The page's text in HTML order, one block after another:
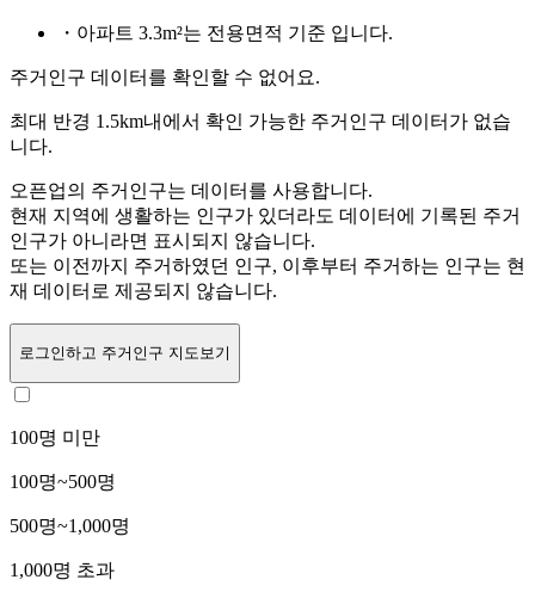
・아파트 3.3m²는 전용면적 기준 입니다.
주거인구 데이터를 확인할 수 없어요.
최대 반경 1.5km내에서 확인 가능한 주거인구 데이터가 없습
니다.
오픈업의 주거인구는 데이터를 사용합니다.
현재 지역에 생활하는 인구가 있더라도 데이터에 기록된 주거
인구가 아니라면 표시되지 않습니다.
또는 이전까지 주거하였던 인구, 이후부터 주거하는 인구는 현
재 데이터로 제공되지 않습니다.
로그인하고 주거인구 지도보기
100명 미만
100명~500명
500명~1,000명
1,000명 초과